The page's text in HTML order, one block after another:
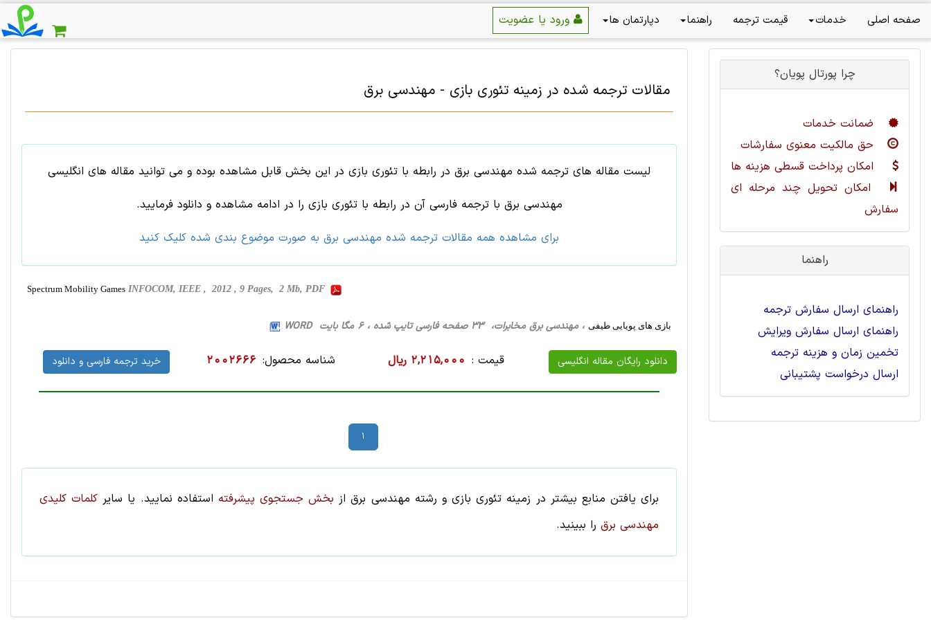
صفحه اصلی خدمات قیمت ترجمه راهنما دپارتمان ها
مقالات ترجمه شده در زمینه تئوری بازی - مهندسی برق
لیست مقاله های ترجمه شده مهندسی برق در رابطه با تئوری بازی در این بخش قابل مشاهده بوده و می توانید مقاله های انگلیسی
مهندسی برق با ترجمه فارسی آن در رابطه با تئوری بازی را در ادامه مشاهده و دانلود فرمایید.
برای مشاهده همه مقالات ترجمه شده مهندسی برق به صورت موضوع بندی شده کلیک کنید
Spectrum Mobility Games INFOCOM, IEEE , 2012 , 9 Pages, 2 Mb, PDF
بازی های پویایی طیفی ، مهندسی برق مخابرات، 33 صفحه فارسی تایپ شده ، 6 مگا بایت WORD
دانلود رایگان مقاله انگلیسی قیمت : 2,215,000 ریال شناسه محصول: 2002666 خرید ترجمه فارسی و دانلود
1
برای یافتن منابع بیشتر در زمینه تئوری بازیو رشته مهندسی برقاز بخش جستجوی پیشرفته استفاده نمایید. یا سایر کلمات کلیدی
مهندسی برق را ببینید.
چرا پورتال پویان؟
ضمانت خدمات
حق مالکیت معنوی سفارشات
امکان پرداخت قسطی هزینه ها
امکان تحویل چند مرحله ای
سفارش
راهنما
راهنمای ارسال سفارش ترجمه
راهنمای ارسال سفارش ویرایش
تخمین زمان و هزینه ترجمه
ارسال درخواست پشتیبانی